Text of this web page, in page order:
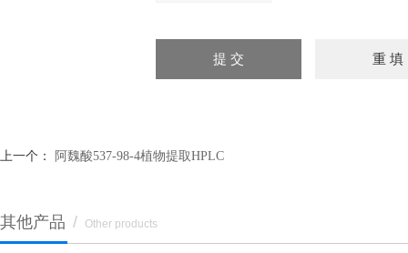
上一个： 阿魏酸537-98-4植物提取HPLC
其他产品 / Other products